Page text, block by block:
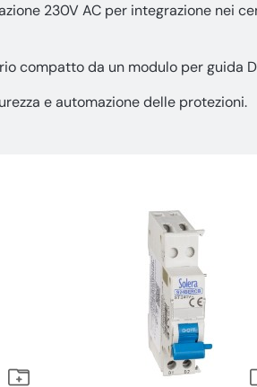
230V AC per integrazione nei
compatto da un modulo per guida
e automazione delle protezioni.